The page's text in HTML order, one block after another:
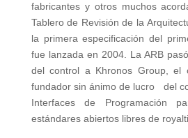
fabricantes y otros muchos
Tablero de Revisión de la
la primera especificación del
fue lanzada en 2004. La ARB
del control a Khronos Group, el
fundador sin ánimo de lucro del
Interfaces de Programación
estándares abiertos libres de